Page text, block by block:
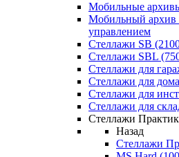
Мобильные
Мобильный архив
управлением
Стеллажи SB
Стеллажи SBL
Стеллажи для
Стеллажи для дома
Стеллажи для
Стеллажи для
Стеллажи
Назад
Стеллажи